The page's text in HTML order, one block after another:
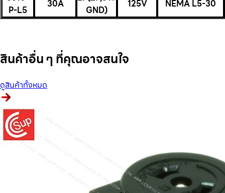
P-L5
30A
GND)
125V NEMA L5-30
สินค้าอื่น ๆ ที่คุณอาจสนใจ
ดูสินค้าทั้งหมด